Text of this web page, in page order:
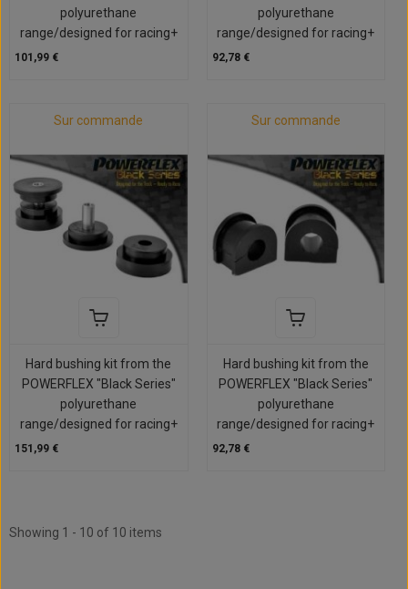
polyurethane
range/designed for racing+
101,99 €
polyurethane
range/designed for racing+
92,78 €
Sur commande
Hard bushing kit from the
POWERFLEX "Black Series"
polyurethane
range/designed for racing+
151,99 €
Sur commande
Hard bushing kit from the
POWERFLEX "Black Series"
polyurethane
range/designed for racing+
92,78 €
Showing 1 - 10 of 10 items